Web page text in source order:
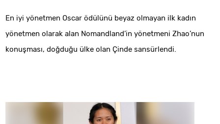
En iyi yönetmen Oscar ödülünü beyaz olmayan ilk kadın
yönetmen olarak alan Nomandland’in yönetmeni Zhao’nun
konuşması, doğduğu ülke olan Çinde sansürlendi.